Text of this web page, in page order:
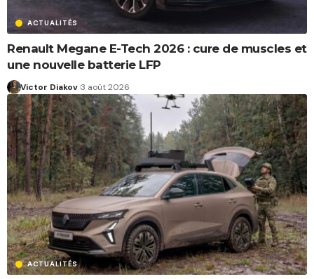
ACTUALITÉS
Renault Megane E-Tech 2026 : cure de muscles et
une nouvelle batterie LFP
Victor Diakov 3 août 2026
ACTUALITÉS